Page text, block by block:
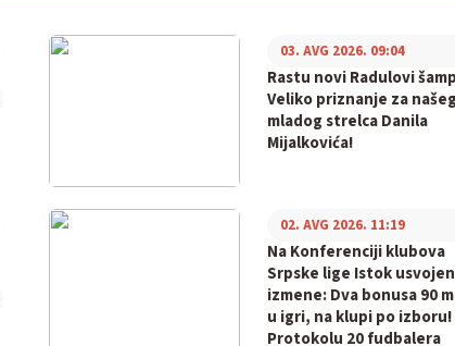
Rastu novi Radulovi
Veliko priznanje za našeg
mladog strelca Danila
Mijalkovića!
03. AVG 2026. 09:04
Na Konferenciji klubova
Srpske lige Istok
izmene: Dva bonusa 90
u igri, na klupi po izboru!
Protokolu 20 fudbalera
02. AVG 2026. 11:19